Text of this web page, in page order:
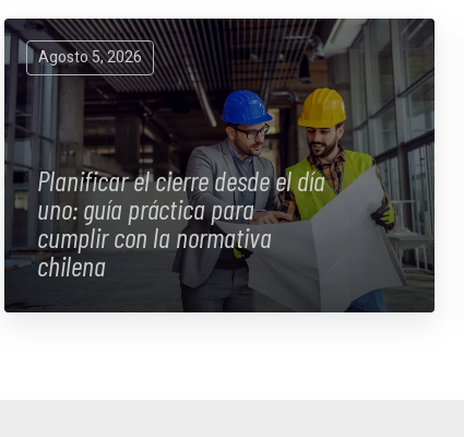
Agosto 5, 2026
Planificar el cierre desde el día
uno: guía práctica para
cumplir con la normativa
chilena